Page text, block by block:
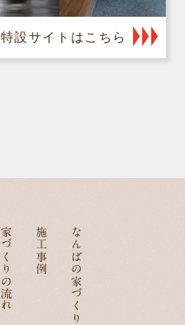
特設サイトはこちら
なんばの家づくり
施工事例
家づくりの流れ